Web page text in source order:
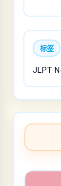
标签
JLPT